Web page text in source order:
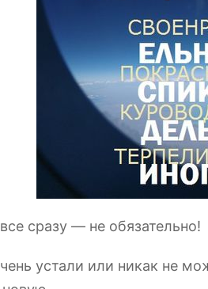
сразу — не обязательно!
устали или никак не